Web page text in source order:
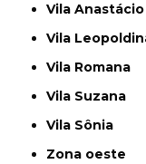
Vila Anastácio
Vila
Vila Romana
Vila Suzana
Vila Sônia
Zona oeste